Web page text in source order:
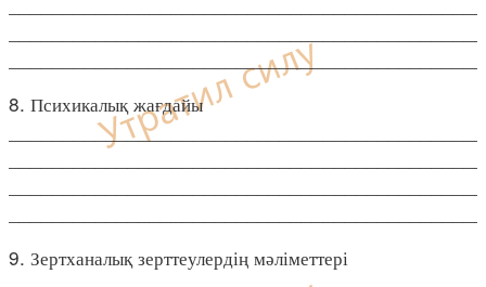
8. Психикалық жағдайы
____________________________________________
9. Зертханалық зерттеулердің мәліметтері